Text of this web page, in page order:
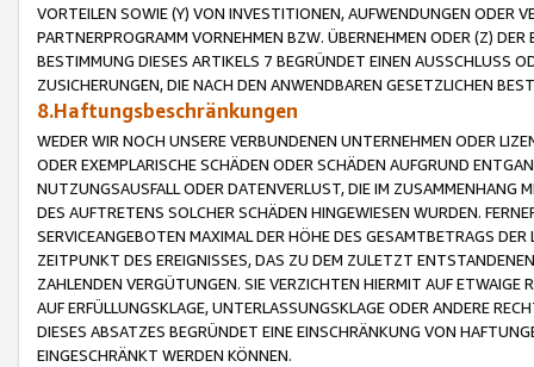
VORTEILEN SOWIE (Y) VON INVESTITIONEN, AUFWENDUNGEN ODER
PARTNERPROGRAMM VORNEHMEN BZW. ÜBERNEHMEN ODER (Z)
BESTIMMUNG DIESES ARTIKELS 7 BEGRÜNDET EINEN AUSSCHLUSS
ZUSICHERUNGEN, DIE NACH DEN ANWENDBAREN GESETZLICHEN
8.Haftungsbeschränkungen
WEDER WIR NOCH UNSERE VERBUNDENEN UNTERNEHMEN ODER
ODER EXEMPLARISCHE SCHÄDEN ODER SCHÄDEN AUFGRUND
NUTZUNGSAUSFALL ODER DATENVERLUST, DIE IM ZUSAMMENHANG
DES AUFTRETENS SOLCHER SCHÄDEN HINGEWIESEN WURDEN.
SERVICEANGEBOTEN MAXIMAL DER HÖHE DES GESAMTBETRAGS
ZEITPUNKT DES EREIGNISSES, DAS ZU DEM ZULETZT
ZAHLENDEN VERGÜTUNGEN. SIE VERZICHTEN HIERMIT AUF
AUF ERFÜLLUNGSKLAGE, UNTERLASSUNGSKLAGE ODER ANDERE
DIESES ABSATZES BEGRÜNDET EINE EINSCHRÄNKUNG VON
EINGESCHRÄNKT WERDEN KÖNNEN.